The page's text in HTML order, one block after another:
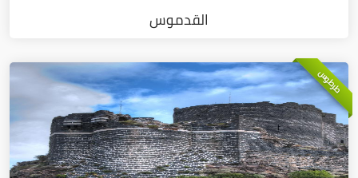
القدموس
طرطوس